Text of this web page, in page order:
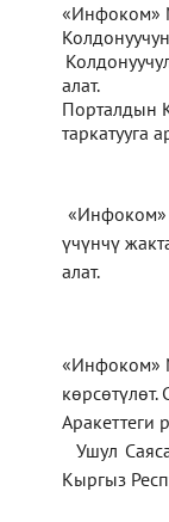
«Инфоком»
алат.
Порталдын
таркатууга
«Инфоком»
үчүнчү
алат.
«Инфоком»
Аракеттеги
Ушул
Кыргыз